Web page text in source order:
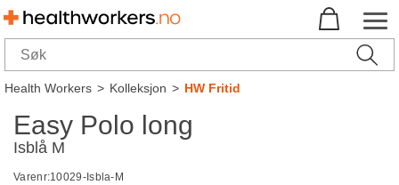
Health Workers>Kolleksjon>HW Fritid
Easy Polo long
Isblå M
Varenr:10029-Isbla-M